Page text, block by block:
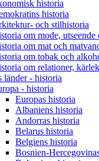
historia
historia
och stilhistoria
om mode, utseende
om mat och
om tobak och
om relationer,
länder - historia
- historia
Europas historia
Albaniens historia
Andorras historia
Belarus historia
Belgiens historia
Bosnien-